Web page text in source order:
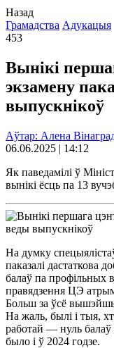
Назад
Грамадства Адукацыя
453
Вынікі
экзамену
выпускнікоў
Аўтар: Алена
06.06.2025 | 14:12
Як паведамілі ў
вынікі ёсць па 13
На думку
паказалі дастаткова
балаў па профільных
правядзення ЦЭ
Больш за ўсё
На жаль, былі і тыя,
работай — нуль балаў
было і ў 2024 годзе.